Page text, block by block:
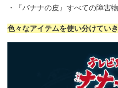
・『バナナの皮』すべての障害
色々なアイテムを使い分けてい